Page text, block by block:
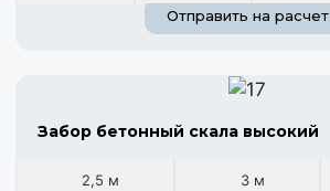
Отправить на расчет
Забор бетонный скала высокий
2,5 м 3 м